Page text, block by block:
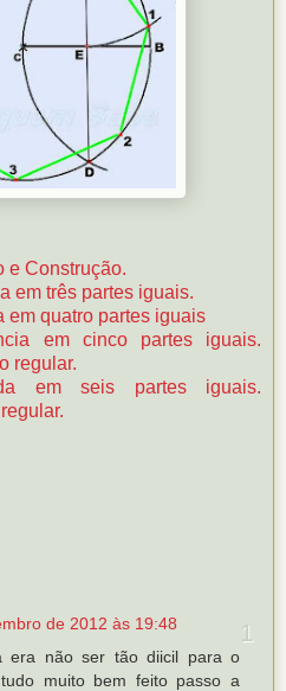
e Construção.
em três partes iguais.
em quatro partes iguais
em cinco partes iguais.
regular.
em seis partes iguais.
de 2012 às 19:48
era não ser tão diicil para o
muito bem feito passo a